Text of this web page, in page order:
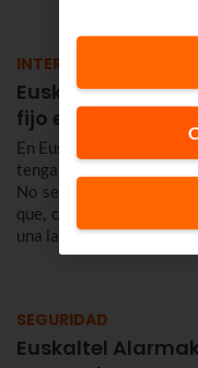
INTERNET
Euskaltel, la
fijo en Euskadi y
En Euskaltel tenemos
tengan la mejor
No se trata solo de
que, cuando te
una latencia envidiables.
SEGURIDAD
Euskaltel